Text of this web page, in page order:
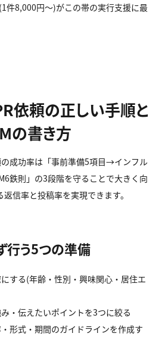
件8,000円〜)がこの帯の実行支援に最
依頼の正しい手順と
の書き方
成功率は「事前準備5項目→インフル
鉄則」の3段階を守ることで大きく向
信率と投稿率を実現できます。
行う5つの準備
する(年齢・性別・興味関心・居住エ
・伝えたいポイントを3つに絞る
形式・期間のガイドラインを作成す